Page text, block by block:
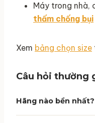
Máy trong nhà,
thấm chống bụi
Xem bảng chọn size
Câu hỏi thường
Hãng nào bền nhất?